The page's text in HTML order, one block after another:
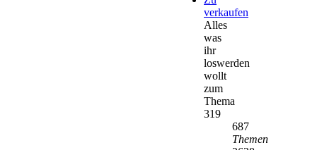
verkaufen
Alles
was
ihr
loswerden
wollt
zum
Thema
319
687
Themen